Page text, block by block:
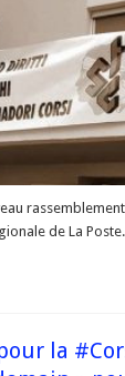
de La Poste.
la